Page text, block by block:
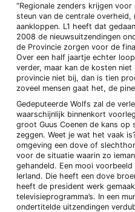
“Regionale zenders krijgen
steun van de centrale
aankloppen. L1 heeft dat
2008 de nieuwsuitzendingen
de Provincie zorgen voor de
Over een half jaartje echter
verder, maar kan de kosten
provincie niet bij, dan is tien
zoveel mensen gaat het, de
Gedeputeerde Wolfs zal de
waarschijnlijk binnenkort
groot Guus Coenen de kans op
zeggen. Weet je wat het vaak
omgeving een dove of
voor de situatie waarin zo
gehandeld. Een mooi
Ierland. Die heeft een dove
heeft de president werk
televisieprogramma’s. In een
ondertitelde uitzendingen